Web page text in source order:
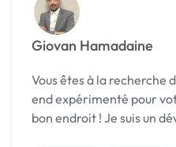
Giovan Hamadaine
Vous êtes à la recherche
end expérimenté pour
bon endroit ! Je suis un